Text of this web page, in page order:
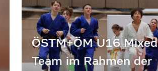
ÖSTM+ÖM U16 Mixed
Team im Rahmen der